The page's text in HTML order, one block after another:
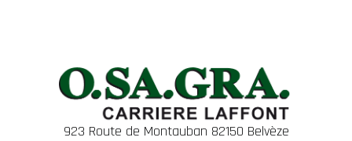
923 Route de Montauban 82150 Belvèze